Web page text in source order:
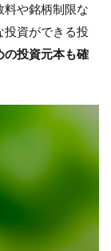
料や銘柄制限な
投資ができる投
の投資元本も確